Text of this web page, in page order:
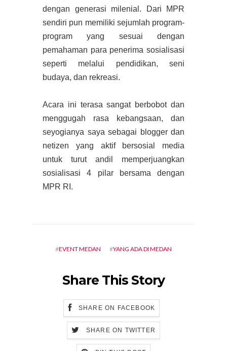
dengan generasi milenial. Dari MPR
sendiri pun memiliki sejumlah program-
program yang sesuai dengan
pemahaman para penerima sosialisasi
seperti melalui pendidikan, seni
budaya, dan rekreasi.
Acara ini terasa sangat berbobot dan
menggugah rasa kebangsaan, dan
seyogianya saya sebagai blogger dan
netizen yang aktif bersosial media
untuk turut andil memperjuangkan
sosialisasi 4 pilar bersama dengan
MPR RI.
#EVENT MEDAN #YANG ADA DI MEDAN
Share This Story
SHARE ON FACEBOOK
SHARE ON TWITTER